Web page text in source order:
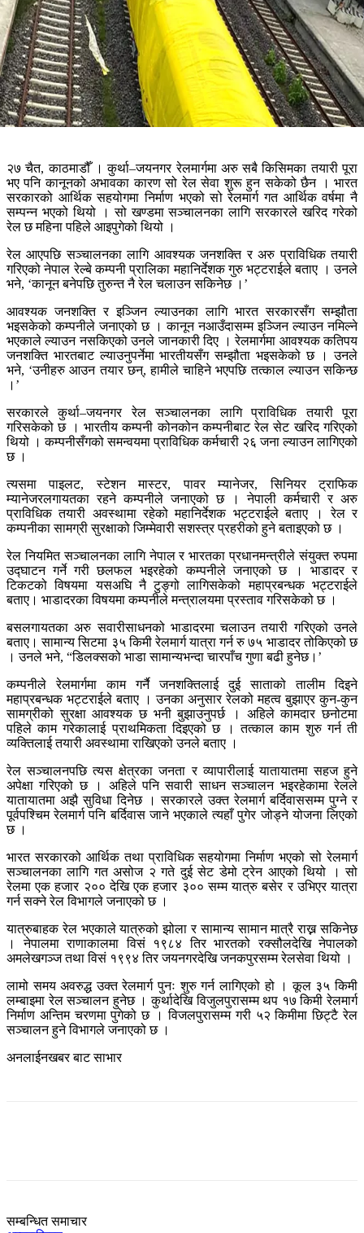
२७ चैत, काठमाडौँ । कुर्था–जयनगर रेलमार्गमा अरु सबै किसिमका तयारी पूरा
भए पनि कानूनको अभावका कारण सो रेल सेवा शुरू हुन सकेको छैन । भारत
सरकारको आर्थिक सहयोगमा निर्माण भएको सो रेलमार्ग गत आर्थिक वर्षमा नै
सम्पन्‍न भएको थियो । सो खण्डमा सञ्चालनका लागि सरकारले खरिद गरेको
रेल छ महिना पहिले आइपुगेको थियो ।
रेल आएपछि सञ्चालनका लागि आवश्यक जनशक्ति र अरु प्राविधिक तयारी
गरिएको नेपाल रेल्बे कम्पनी प्रालिका महानिर्देशक गुरु भट्टराईले बताए । उनले
भने, ‘कानून बनेपछि तुरुन्त नै रेल चलाउन सकिनेछ ।’
आवश्यक जनशक्ति र इञ्जिन ल्याउनका लागि भारत सरकारसँग सम्झौता
भइसकेको कम्पनीले जनाएको छ । कानून नआउँदासम्म इञ्जिन ल्याउन नमिल्ने
भएकाले ल्याउन नसकिएको उनले जानकारी दिए । रेलमार्गमा आवश्यक कतिपय
जनशक्ति भारतबाट ल्याउनुपर्नेमा भारतीयसँग सम्झौता भइसकेको छ । उनले
भने, ‘उनीहरु आउन तयार छन्, हामीले चाहिने भएपछि तत्काल ल्याउन सकिन्छ
।’
सरकारले कुर्था–जयनगर रेल सञ्चालनका लागि प्राविधिक तयारी पूरा
गरिसकेको छ । भारतीय कम्पनी कोनकोन कम्पनीबाट रेल सेट खरिद गरिएको
थियो । कम्पनीसँगको समन्वयमा प्राविधिक कर्मचारी २६ जना ल्याउन लागिएको
छ ।
त्यसमा पाइलट, स्टेशन मास्टर, पावर म्यानेजर, सिनियर ट्राफिक
म्यानेजरलगायतका रहने कम्पनीले जनाएको छ । नेपाली कर्मचारी र अरु
प्राविधिक तयारी अवस्थामा रहेको महानिर्देशक भट्टराईले बताए । रेल र
कम्पनीका सामग्री सुरक्षाको जिम्मेवारी सशस्त्र प्रहरीको हुने बताइएको छ ।
रेल नियमित सञ्चालनका लागि नेपाल र भारतका प्रधानमन्त्रीले संयुक्त रुपमा
उद्घाटन गर्ने गरी छलफल भइरहेको कम्पनीले जनाएको छ । भाडादर र
टिकटको विषयमा यसअघि नै टुङ्गो लागिसकेको महाप्रबन्धक भट्टराईले
बताए। भाडादरका विषयमा कम्पनीले मन्त्रालयमा प्रस्ताव गरिसकेको छ ।
बसलगायतका अरु सवारीसाधनको भाडादरमा चलाउन तयारी गरिएको उनले
बताए। सामान्य सिटमा ३५ किमी रेलमार्ग यात्रा गर्न रु ७५ भाडादर तोकिएको छ
। उनले भने, “डिलक्सको भाडा सामान्यभन्दा चारपाँच गुणा बढी हुनेछ।’
कम्पनीले रेलमार्गमा काम गर्नै जनशक्तिलाई दुई साताको तालीम दिइने
महाप्रबन्धक भट्टराईले बताए । उनका अनुसार रेलको महत्व बुझाएर कुन-कुन
सामग्रीको सुरक्षा आवश्यक छ भनी बुझाउनुपर्छ । अहिले कामदार छनोटमा
पहिले काम गरेकालाई प्राथमिकता दिइएको छ । तत्काल काम शुरु गर्न ती
व्यक्तिलाई तयारी अवस्थामा राखिएको उनले बताए ।
रेल सञ्चालनपछि त्यस क्षेत्रका जनता र व्यापारीलाई यातायातमा सहज हुने
अपेक्षा गरिएको छ । अहिले पनि सवारी साधन सञ्चालन भइरहेकामा रेलले
यातायातमा अझै सुविधा दिनेछ । सरकारले उक्त रेलमार्ग बर्दिवाससम्म पुग्ने र
पूर्वपश्चिम रेलमार्ग पनि बर्दिवास जाने भएकाले त्यहाँ पुगेर जोड्ने योजना लिएको
छ ।
भारत सरकारको आर्थिक तथा प्राविधिक सहयोगमा निर्माण भएको सो रेलमार्ग
सञ्चालनका लागि गत असोज २ गते दुई सेट डेमो ट्रेन आएको थियो । सो
रेलमा एक हजार २०० देखि एक हजार ३०० सम्म यात्रु बसेर र उभिएर यात्रा
गर्न सक्ने रेल विभागले जनाएको छ ।
यात्रुबाहक रेल भएकाले यात्रुको झोला र सामान्य सामान मात्रै राख्न सकिनेछ
। नेपालमा राणाकालमा विसं १९८४ तिर भारतको रक्सौलदेखि नेपालको
अमलेखगञ्ज तथा विसं १९९४ तिर जयनगरदेखि जनकपुरसम्म रेलसेवा थियो ।
लामो समय अवरुद्ध उक्त रेलमार्ग पुनः शुरु गर्न लागिएको हो । कूल ३५ किमी
लम्बाइमा रेल सञ्चालन हुनेछ । कुर्थादेखि विजुलपुरासम्म थप १७ किमी रेलमार्ग
निर्माण अन्तिम चरणमा पुगेको छ । विजलपुरासम्म गरी ५२ किमीमा छिट्टै रेल
सञ्चालन हुने विभागले जनाएको छ ।
अनलाईनखबर बाट साभार
सम्बन्धित समाचार